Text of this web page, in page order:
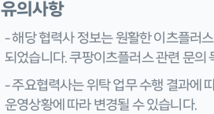
유의사항
– 해당 협력사 정보는 원활한 이츠플러
되었습니다. 쿠팡이츠플러스 관련 문의
– 주요협력사는 위탁 업무 수행 결과에
운영상황에 따라 변경될 수 있습니다.